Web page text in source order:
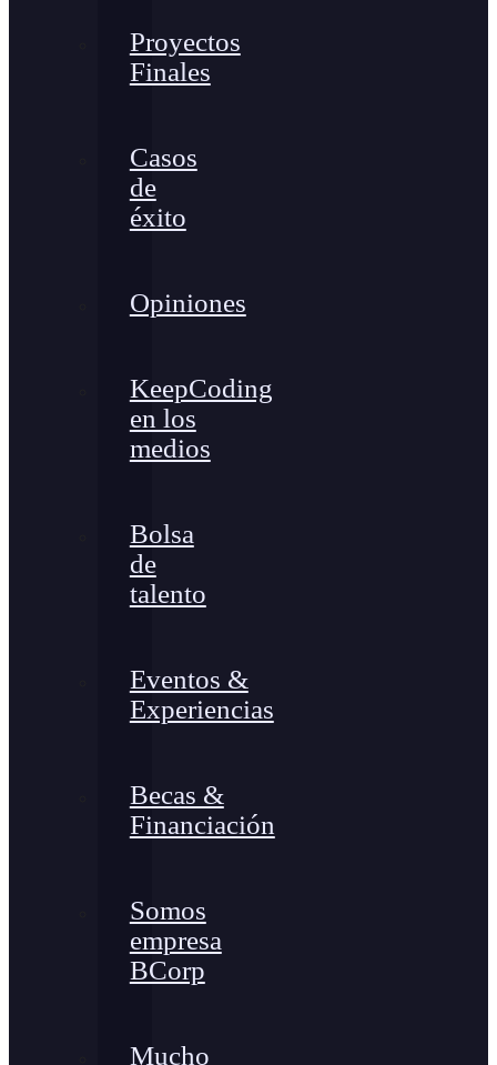
Proyectos
Finales
Casos
de
éxito
Opiniones
KeepCoding
en los
medios
Bolsa
de
talento
Eventos &
Experiencias
Becas &
Financiación
Somos
empresa
BCorp
Mucho